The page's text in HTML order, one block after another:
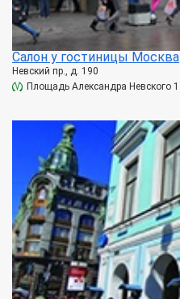
Салон у гостиницы Москва
Невский пр., д. 190
Площадь Александра Невского 1